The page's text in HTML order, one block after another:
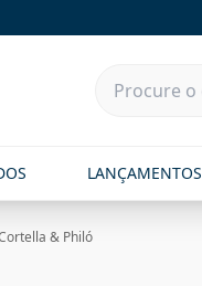
LANÇAMENTOS
& Philó